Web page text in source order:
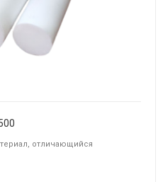
отличающийся